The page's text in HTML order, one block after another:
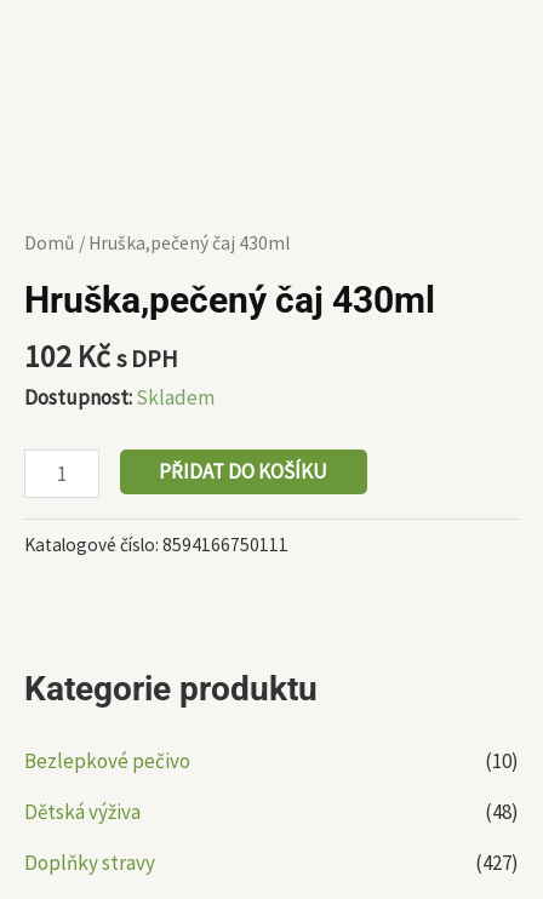
Kategorie produktu
Bezlepkové pečivo
(10)
Dětská výživa
(48)
Doplňky stravy
(427)
Domů / Hruška,pečený čaj 430ml
Hruška,pečený čaj 430ml
102 Kčs DPH
Dostupnost:Skladem
PŘIDAT DO KOŠÍKU
Katalogové číslo: 8594166750111